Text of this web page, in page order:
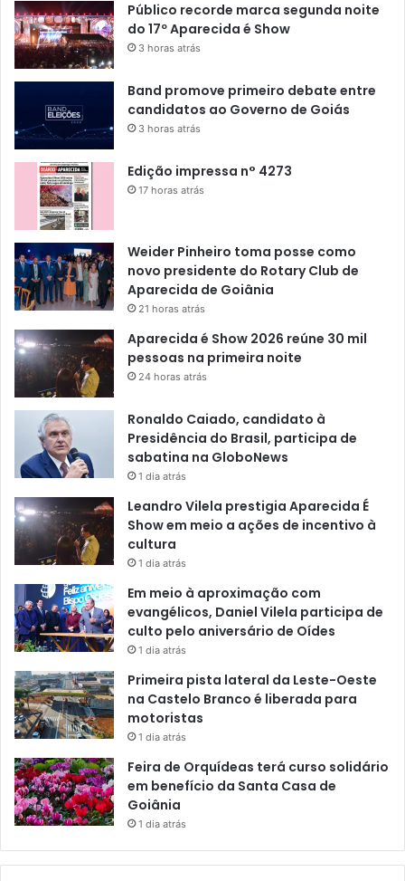
Público recorde marca segunda noite
do 17º Aparecida é Show
3 horas atrás
Band promove primeiro debate entre
candidatos ao Governo de Goiás
3 horas atrás
Edição impressa n° 4273
17 horas atrás
Weider Pinheiro toma posse como
novo presidente do Rotary Club de
Aparecida de Goiânia
21 horas atrás
Aparecida é Show 2026 reúne 30 mil
pessoas na primeira noite
24 horas atrás
Ronaldo Caiado, candidato à
Presidência do Brasil, participa de
sabatina na GloboNews
1 dia atrás
Leandro Vilela prestigia Aparecida É
Show em meio a ações de incentivo à
cultura
1 dia atrás
Em meio à aproximação com
evangélicos, Daniel Vilela participa de
culto pelo aniversário de Oídes
1 dia atrás
Primeira pista lateral da Leste-Oeste
na Castelo Branco é liberada para
motoristas
1 dia atrás
Feira de Orquídeas terá curso solidário
em benefício da Santa Casa de
Goiânia
1 dia atrás